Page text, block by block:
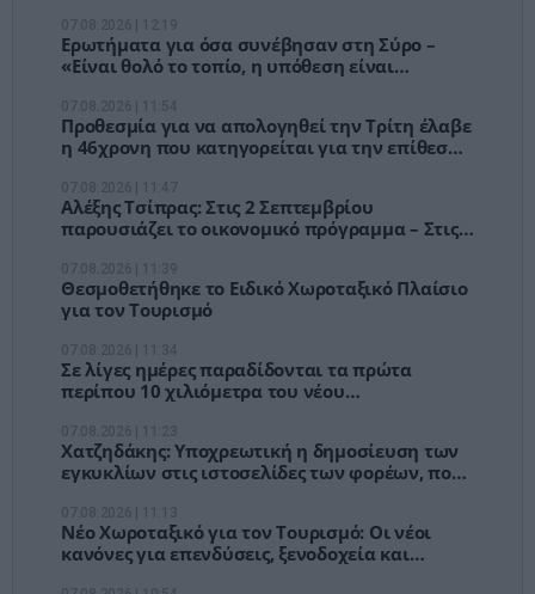
Ερωτήματα για όσα συνέβησαν στη Σύρο –
«Είναι θολό το τοπίο, η υπόθεση είναι
Προθεσμία για να απολογηθεί την Τρίτη έλαβε
η 46χρονη που κατηγορείται για την επίθεση
Αλέξης Τσίπρας: Στις 2 Σεπτεμβρίου
παρουσιάζει το οικονομικό πρόγραμμα – Στις 9
Θεσμοθετήθηκε το Ειδικό Χωροταξικό Πλαίσιο
για τον Τουρισμό
Σε λίγες ημέρες παραδίδονται τα πρώτα
περίπου 10 χιλιόμετρα του νέου
Χατζηδάκης: Υποχρεωτική η δημοσίευση των
εγκυκλίων στις ιστοσελίδες των φορέων, που
Νέο Χωροταξικό για τον Τουρισμό: Οι νέοι
κανόνες για επενδύσεις, ξενοδοχεία και